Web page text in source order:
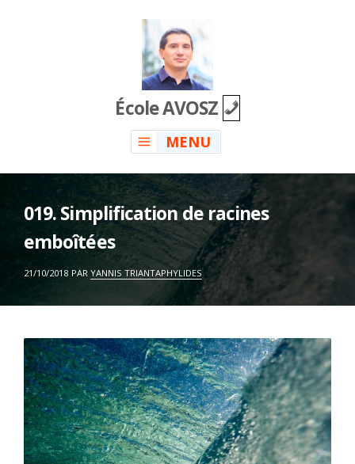
École AVOSZ
MENU
019. Simplification de racines
emboîtées
ON
21/10/2018 PAR YANNIS TRIANTAPHYLIDES